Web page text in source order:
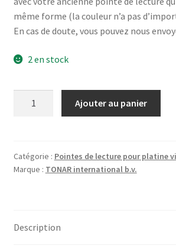
même forme (la couleur n’a pas
En cas de doute, vous pouvez nous
2 en stock
J10
-
lecture
Ajouter au panier
Catégorie : Pointes de lecture pour platine
Marque : TONAR international b.v.
Description